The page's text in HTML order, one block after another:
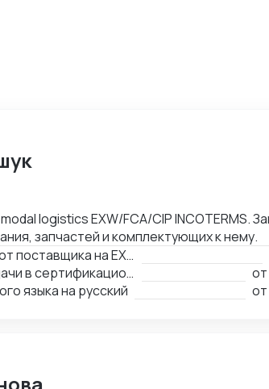
INCOTERMS. Закупки
запчастей и комплектующих к нему.
Подготовка пакета документов от поставщика на EXW, FCA, CIP
Подготовка документов для подачи в сертификационный орган
от
языка на русский
от